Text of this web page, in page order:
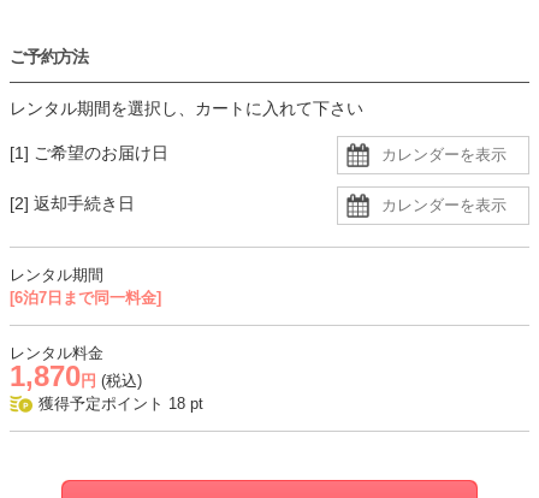
ご予約方法
レンタル期間を選択し、カートに入れて下さい
[1] ご希望のお届け日
[2] 返却手続き日
レンタル期間
[6泊7日まで同一料金]
レンタル料金
1,870 円 (税込)
獲得予定ポイント 18 pt